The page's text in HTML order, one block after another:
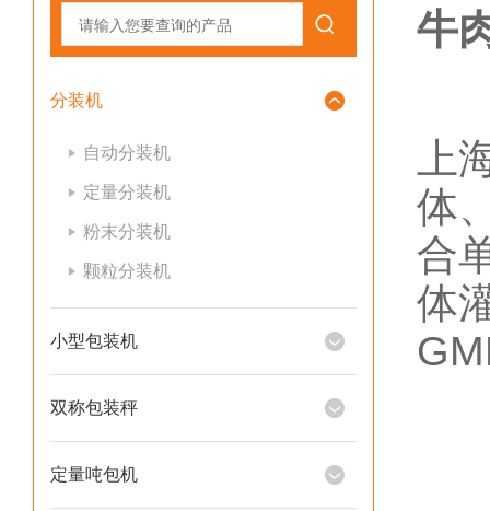
分装机
自动分装机
定量分装机
粉末分装机
颗粒分装机
小型包装机
双称包装秤
定量吨包机
牛
上
体
合
体